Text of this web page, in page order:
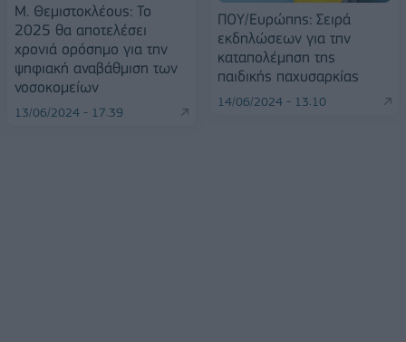
Μ. Θεμιστοκλέους: Το
2025 θα αποτελέσει
χρονιά ορόσημο για την
ψηφιακή αναβάθμιση των
νοσοκομείων
13/06/2024 - 17:39
ΠΟΥ/Ευρώπης: Σειρά
εκδηλώσεων για την
καταπολέμηση της
παιδικής παχυσαρκίας
14/06/2024 - 13:10